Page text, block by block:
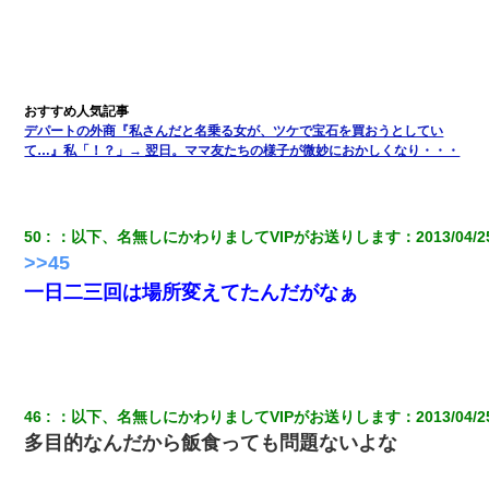
デパートの外商『私さんだと名乗る女が、ツケで宝石を買おうとしてい
て…』私「！？」→ 翌日。ママ友たちの様子が微妙におかしくなり・・・
50 ： 以下、名無しにかわりましてVIPがお送りします ：2013/04/
>>45
一日二三回は場所変えてたんだがなぁ
46 ： 以下、名無しにかわりましてVIPがお送りします ：2013/04/
多目的なんだから飯食っても問題ないよな